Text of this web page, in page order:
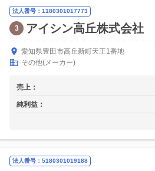
法人番号：1180301017773
3 アイシン高丘株式会社
愛知県豊田市高丘新町天王1番地
その他(メーカー)
売上：
純利益：
法人番号：5180301019188